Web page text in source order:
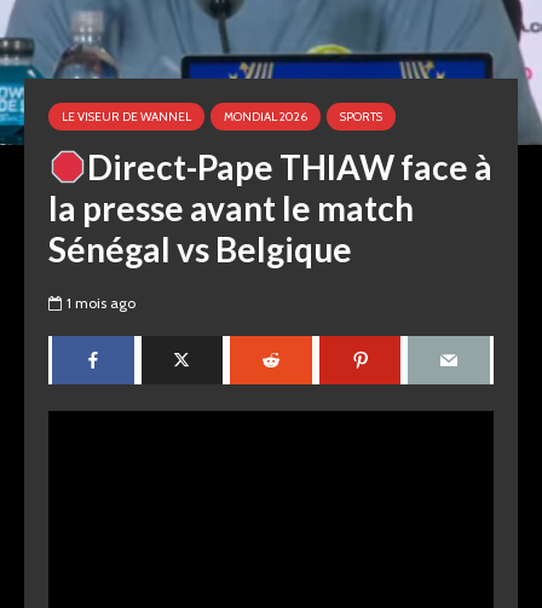
LE VISEUR DE WANNEL MONDIAL 2026 SPORTS
Direct-Pape THIAW face à
la presse avant le match
Sénégal vs Belgique
1 mois ago